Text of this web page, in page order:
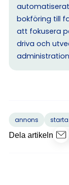
bokföring till
att fokusera
driva och
annons
Dela artikeln